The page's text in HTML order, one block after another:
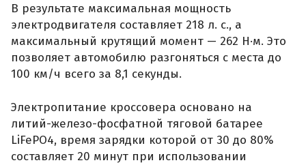
В результате максимальная мощность
электродвигателя составляет 218 л. с., а
максимальный крутящий момент — 262 Н·м. Это
позволяет автомобилю разгоняться с места до
100 км/ч всего за 8,1 секунды.
Электропитание кроссовера основано на
литий-железо-фосфатной тяговой батарее
LiFePO4, время зарядки которой от 30 до 80%
составляет 20 минут при использовании